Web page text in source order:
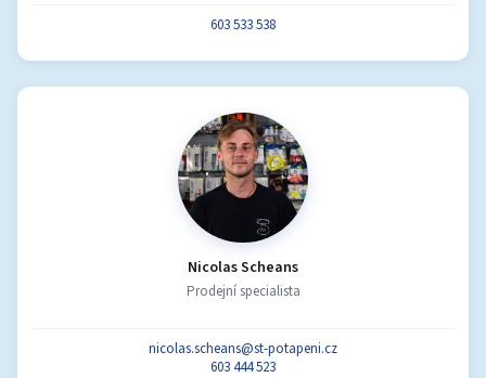
603 533 538
Nicolas Scheans
Prodejní specialista
nicolas.scheans@st-potapeni.cz
603 444 523